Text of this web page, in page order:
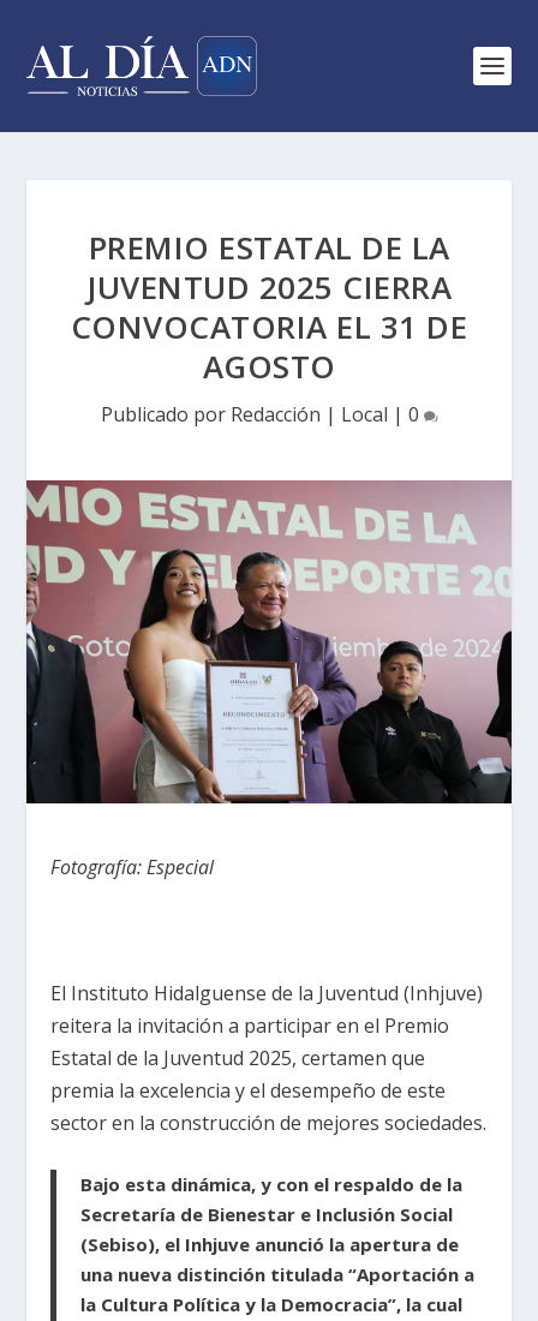
PREMIO ESTATAL DE LA
JUVENTUD 2025 CIERRA
CONVOCATORIA EL 31 DE
AGOSTO
Publicado por Redacción | Local | 0
Fotografía: Especial
El Instituto Hidalguense de la Juventud (Inhjuve)
reitera la invitación a participar en el Premio
Estatal de la Juventud 2025, certamen que
premia la excelencia y el desempeño de este
sector en la construcción de mejores sociedades.
Bajo esta dinámica, y con el respaldo de la
Secretaría de Bienestar e Inclusión Social
(Sebiso), el Inhjuve anunció la apertura de
una nueva distinción titulada “Aportación a
la Cultura Política y la Democracia”, la cual